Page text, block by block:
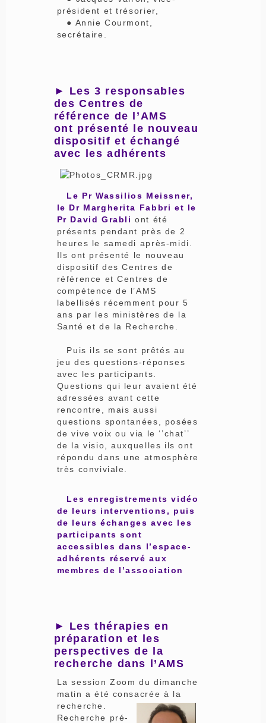
président et trésorier,
● Annie Courmont,
secrétaire.
► Les 3 responsables
des Centres de
référence de l’AMS
ont présenté le nouveau
dispositif et échangé
avec les adhérents
Le Pr Wassilios Meissner,
le Dr Margherita Fabbri et le
Pr David Grabliont été
présents pendant près de 2
heures le samedi après-midi.
Ils ont présenté le nouveau
dispositif des Centres de
référence et Centres de
compétence de l’AMS
labellisés récemment pour 5
ans par les ministères de la
Santé et de la Recherche.
Puis ils se sont prêtés au
jeu des questions-réponses
avec les participants.
Questions qui leur avaient été
adressées avant cette
rencontre, mais aussi
questions spontanées, posées
de vive voix ou via le ‘’chat’’
de la visio, auxquelles ils ont
répondu dans une atmosphère
très conviviale.
Les enregistrements vidéo
de leurs interventions, puis
de leurs échanges avec les
participants sont
accessibles dans l’espace-
adhérents réservé aux
membres de l’association
► Les thérapies en
préparation et les
perspectives de la
recherche dans l’AMS
La session Zoom du dimanche
matin a été consacrée à la
recherche.
Recherche pré-